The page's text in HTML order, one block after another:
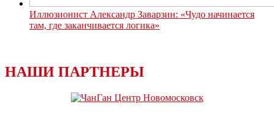
Иллюзионист Александр Заварзин: «Чудо начинается
там, где заканчивается логика»
НАШИ ПАРТНЕРЫ